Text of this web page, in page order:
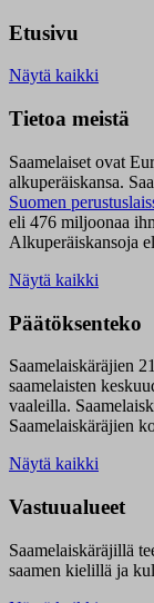
Etusivu
Näytä kaikki
Tietoa meistä
Saamelaiset ovat
alkuperäiskansa.
Suomen
eli 476 miljoonaa
Alkuperäiskansoja
Näytä kaikki
Päätöksenteko
Saamelaiskäräjien
saamelaisten
vaaleilla.
Saamelaiskäräjien
Näytä kaikki
Vastuualueet
Saamelaiskäräjillä t
saamen kielillä ja